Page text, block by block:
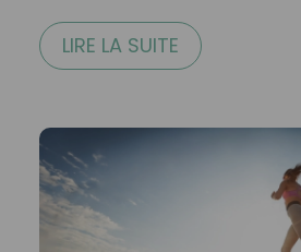
LIRE LA SUITE